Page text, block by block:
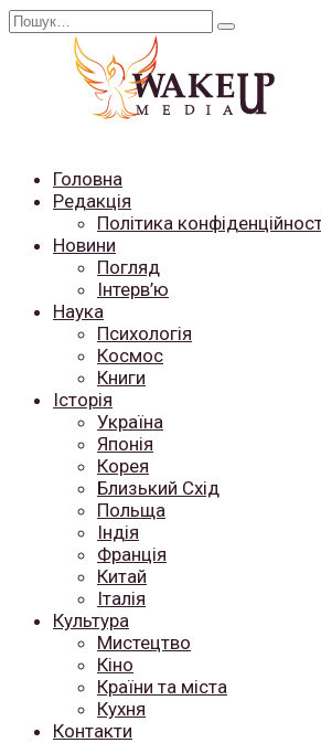
Перейти
Search
Головна
Редакція
Політика
Новини
Погляд
Інтерв’ю
Наука
Психологія
Космос
Книги
Історія
Україна
Японія
Корея
Близький Схід
Польща
Індія
Франція
Китай
Італія
Культура
Мистецтво
Кіно
Країни та міста
Кухня
Контакти